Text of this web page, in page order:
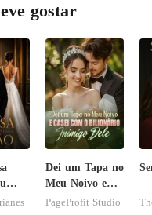
gostar
Dei um Tapa no
Meu Noivo e
Casei com o
PageProfit Studio